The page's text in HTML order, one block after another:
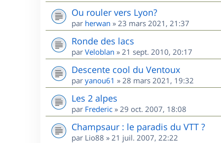
Ou rouler vers Lyon?
par herwan » 23 mars 2021, 21:37
Ronde des lacs
par Veloblan » 21 sept. 2010, 20:17
Descente cool du Ventoux
par yanou61 » 28 mars 2021, 19:32
Les 2 alpes
par Frederic » 29 oct. 2007, 18:08
Champsaur : le paradis du VTT ?
par Lio88 » 21 juil. 2007, 22:22